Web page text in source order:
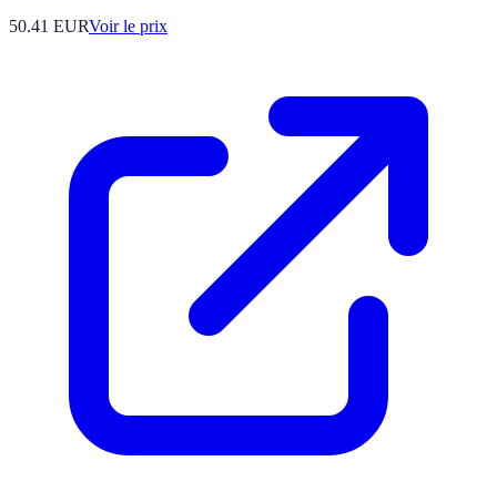
50.41 EURVoir le prix